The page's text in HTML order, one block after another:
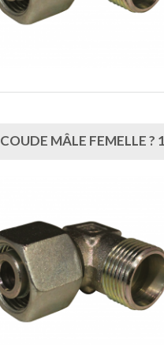
COUDE MÂLE FEMELLE ?